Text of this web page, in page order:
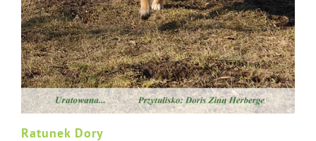
Ratunek Dory